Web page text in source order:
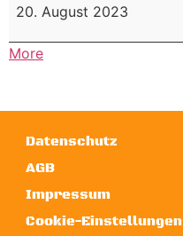
20. August 2023
More
Datenschutz
AGB
Impressum
Cookie-Einstellungen